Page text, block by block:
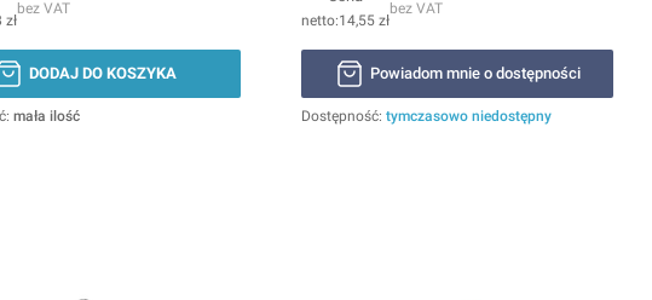
zł
bez VAT
DODAJ DO KOSZYKA
mała ilość
14,55 zł
bez VAT
Powiadom mnie o dostępności
Dostępność: tymczasowo niedostępny